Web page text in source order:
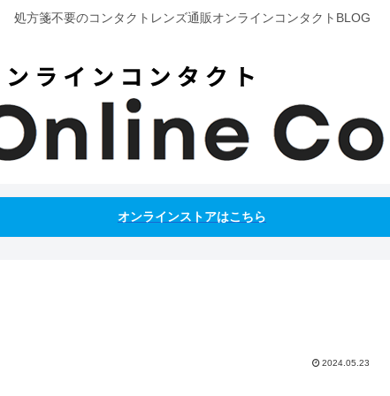
処方箋不要のコンタクトレンズ通販オンラインコンタクトBLOG
オンラインストアはこちら
2024.05.23